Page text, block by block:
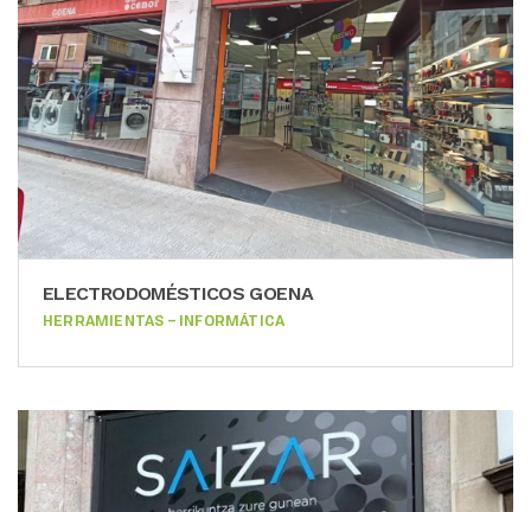
ELECTRODOMÉSTICOS GOENA
HERRAMIENTAS – INFORMÁTICA